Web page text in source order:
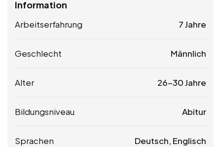
Information
Arbeitserfahrung 7 Jahre
Geschlecht Männlich
Alter 26-30 Jahre
Bildungsniveau Abitur
Sprachen Deutsch, Englisch